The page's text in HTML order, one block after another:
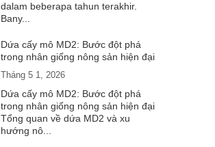
dalam beberapa tahun terakhir.
Bany...
Dứa cấy mô MD2: Bước đột phá
trong nhân giống nông sản hiện đại
Tháng 5 1, 2026
Dứa cấy mô MD2: Bước đột phá
trong nhân giống nông sản hiện đại
Tổng quan về dứa MD2 và xu
hướng nô...